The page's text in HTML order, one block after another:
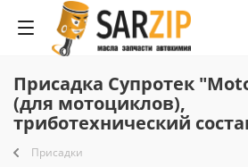
Присадка Супротек
(для мотоциклов),
триботехнический
Присадки